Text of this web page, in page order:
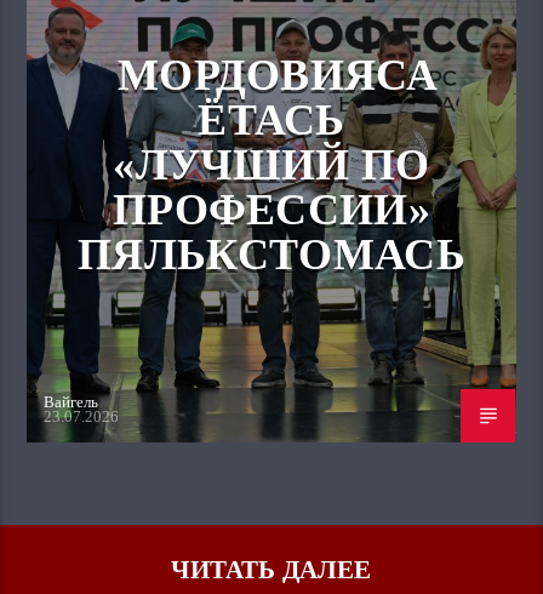
МОРДОВИЯСА
ЁТАСЬ
«ЛУЧШИЙ ПО
ПРОФЕССИИ»
ПЯЛЬКСТОМАСЬ
Вайгель
23.07.2026
ЧИТАТЬ ДАЛЕЕ